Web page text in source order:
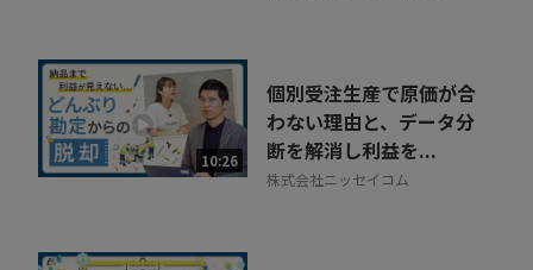
10:26
個別受注生産で原価が合
わない理由と、データ分
断を解消し利益を...
株式会社ニッセイコム